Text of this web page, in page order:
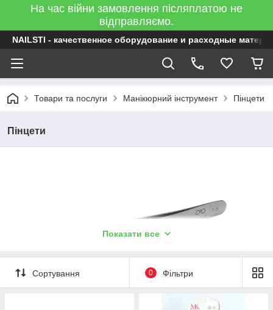
На час війни замовлення післяплатою не
відправляємо.
NAILSTI - качественное оборудование и расходные
Товари та послуги Манікюрний інструмент Пінцети
Пінцети
Показати все
Сортування 0 Фільтри